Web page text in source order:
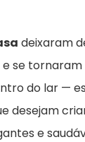
deixaram
se
do lar —
desejam
e